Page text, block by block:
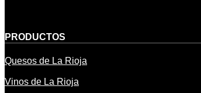
PRODUCTOS
Quesos de La Rioja
Vinos de La Rioja